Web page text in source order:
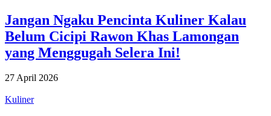
Jangan Ngaku Pencinta Kuliner Kalau
Belum Cicipi Rawon Khas Lamongan
yang Menggugah Selera Ini!
27 April 2026
Kuliner